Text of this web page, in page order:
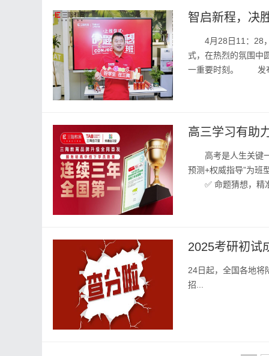
智启新程，决
4月28日11：28，
式，在热烈的氛围中
一重要时刻。 发布
高三学习有助
高考是人生关键一
预测+权威指导”为
✅ 命题猜想，精
2025考研初试
24日起，全国各地将
招...